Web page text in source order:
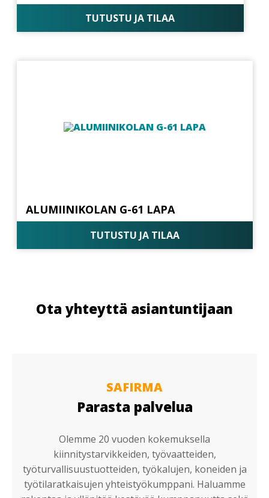
TUTUSTU JA TILAA
ALUMIINIKOLAN G-61 LAPA
TUTUSTU JA TILAA
Ota yhteyttä asiantuntijaan
SAFIRMA
Parasta palvelua
Olemme 20 vuoden kokemuksella
kiinnitystarvikkeiden, työvaatteiden,
työturvallisuustuotteiden, työkalujen, koneiden ja
työtilaratkaisujen yhteistyökumppani. Haluamme